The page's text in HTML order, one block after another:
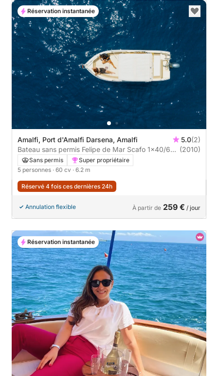
Amalfi, Port d'Amalfi Darsena, Amalfi 5.0(2)
Bateau sans permis Felipe de Mar Scafo 1x40/60
HP Benzina 60cv
(2010)
Sans permis
Super propriétaire
5 personnes · 60 cv · 6.2 m
Réservé 4 fois ces dernières 24h
Annulation flexible À partir de 259 € / jour
Réservation instantanée
Réservation instantanée